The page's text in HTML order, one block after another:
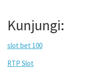
Kunjungi:
slot bet 100
RTP Slot